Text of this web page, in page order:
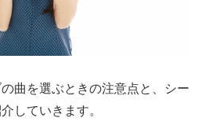
曲を選ぶときの注意点と、シー
していきます。